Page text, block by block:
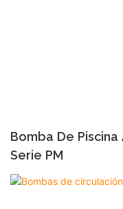
Bomba De
Serie PM